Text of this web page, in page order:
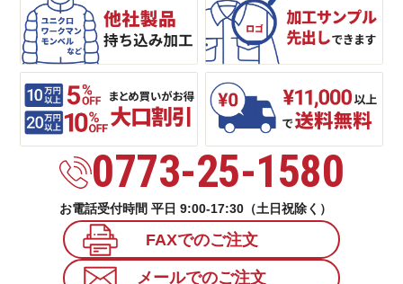
0773-25-1580
お電話受付時間 平日 9:00-17:30（土日祝除く）
FAXでのご注文
メールでのご注文